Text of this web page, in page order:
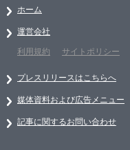
ホーム
運営会社
利用規約
サイトポリシー
プレスリリースはこちらへ
媒体資料および広告メニュー
記事に関するお問い合わせ